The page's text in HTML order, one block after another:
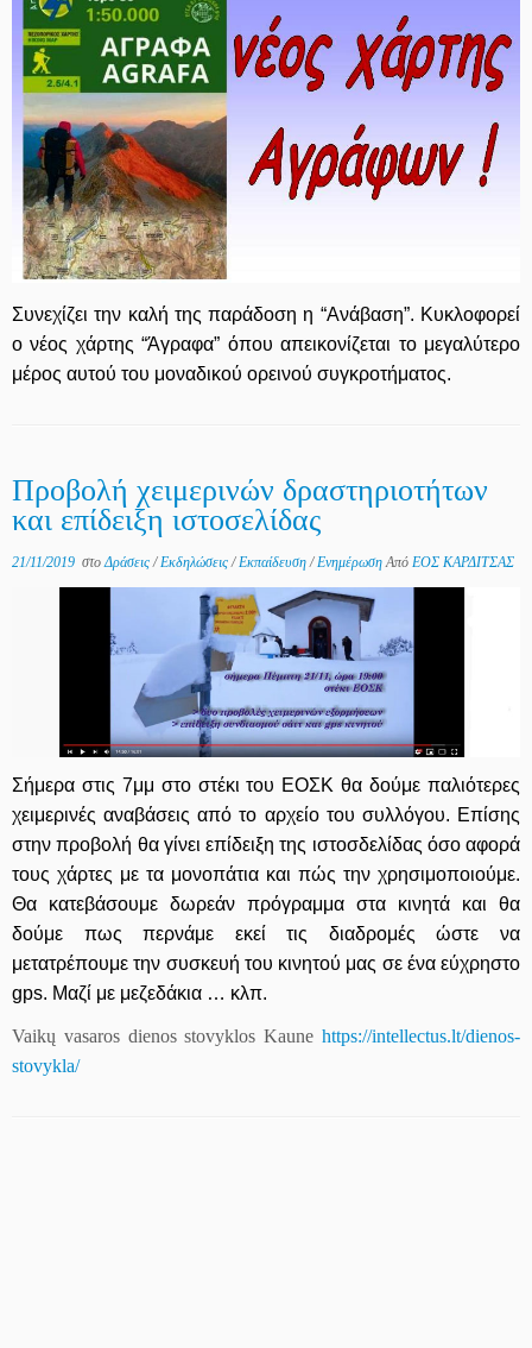
Συνεχίζει την καλή της παράδοση η “Ανάβαση”. Κυκλοφορεί
ο νέος χάρτης “Άγραφα” όπου απεικονίζεται το μεγαλύτερο
μέρος αυτού του μοναδικού ορεινού συγκροτήματος.
Προβολή χειμερινών δραστηριοτήτων
και επίδειξη ιστοσελίδας
21/11/2019 στοΔράσεις/Εκδηλώσεις/Εκπαίδευση/ΕνημέρωσηΑπό ΕΟΣ ΚΑΡΔΙΤΣΑΣ
Σήμερα στις 7μμ στο στέκι του ΕΟΣΚ θα δούμε παλιότερες
χειμερινές αναβάσεις από το αρχείο του συλλόγου. Επίσης
στην προβολή θα γίνει επίδειξη της ιστοσδελίδας όσο αφορά
τους χάρτες με τα μονοπάτια και πώς την χρησιμοποιούμε.
Θα κατεβάσουμε δωρεάν πρόγραμμα στα κινητά και θα
δούμε πως περνάμε εκεί τις διαδρομές ώστε να
μετατρέπουμε την συσκευή του κινητού μας σε ένα εύχρηστο
gps. Μαζί με μεζεδάκια … κλπ.
Vaikų vasaros dienos stovyklos Kaune https://intellectus.lt/dienos-
stovykla/